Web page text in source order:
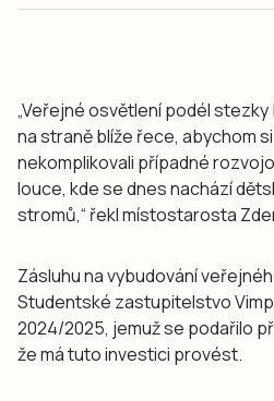
„Veřejné osvětlení podél
na straně blíže řece, abychom
nekomplikovali případné
louce, kde se dnes nachází
stromů,“ řekl místostarosta
Zásluhu na vybudování
Studentské zastupitelstvo
2024/2025, jemuž se podařilo
že má tuto investici provést.